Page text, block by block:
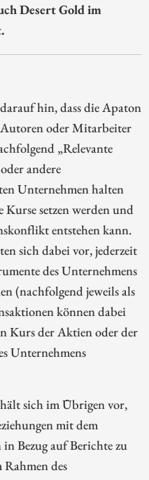
Desert Gold im
hin, dass die Apaton
oder Mitarbeiter
„Relevante
andere
Unternehmen halten
Kurse setzen werden und
entstehen kann.
sich dabei vor, jederzeit
des Unternehmens
(nachfolgend jeweils als
können dabei
Kurs der Aktien oder der
Unternehmens
sich im Übrigen vor,
mit dem
Bezug auf Berichte zu
des